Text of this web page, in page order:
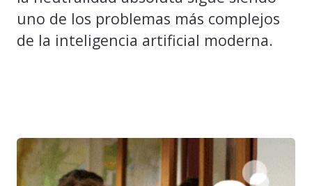
uno de los problemas más complejos
de la inteligencia artificial moderna.